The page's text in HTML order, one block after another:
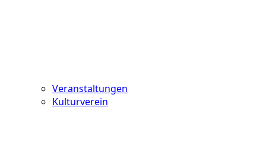
Veranstaltungen
Kulturverein